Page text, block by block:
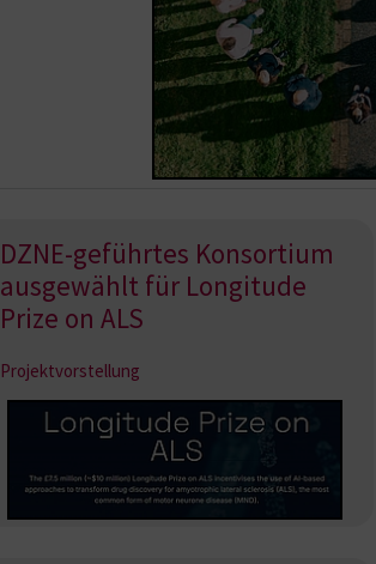
DZNE-geführtes Konsortium
ausgewählt für Longitude
Prize on ALS
Projektvorstellung